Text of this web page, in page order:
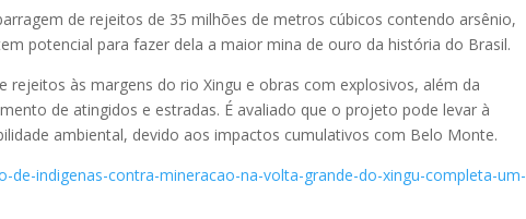
de rejeitos de 35 milhões de metros cúbicos contendo arsênio,
potencial para fazer dela a maior mina de ouro da história do Brasil.
às margens do rio Xingu e obras com explosivos, além da
de atingidos e estradas. É avaliado que o projeto pode levar à
ambiental, devido aos impactos cumulativos com Belo Monte.
de-indigenas-contra-mineracao-na-volta-grande-do-xingu-completa-um-